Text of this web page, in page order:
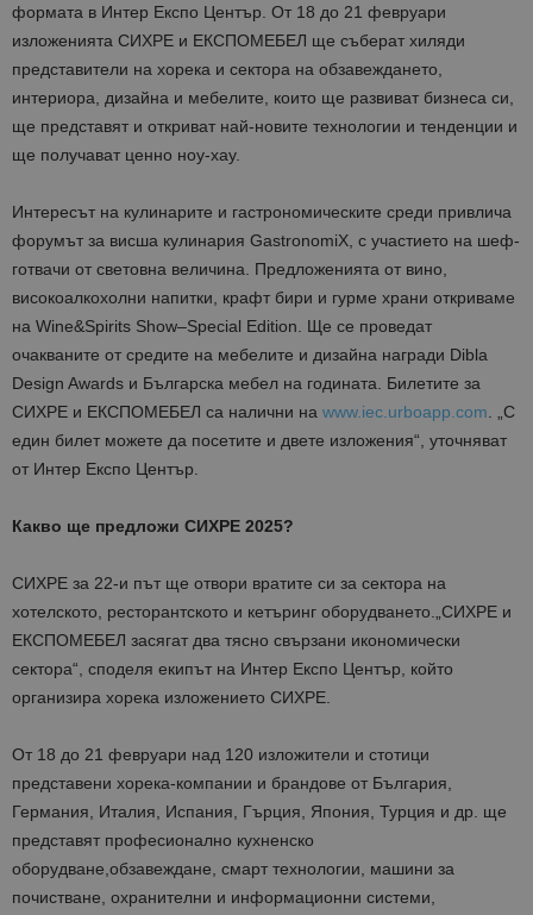
формата в Интер Експо Център. От 18 до 21 февруари
изложенията СИХРЕ и ЕКСПОМЕБЕЛ ще съберат хиляди
представители на хорека и сектора на обзавеждането,
интериора, дизайна и мебелите, които ще развиват бизнеса си,
ще представят и откриват най-новите технологии и тенденции и
ще получават ценно ноу-хау.
Интересът на кулинарите и гастрономическите среди привлича
форумът за висша кулинария GastronomiX, с участието на шеф-
готвачи от световна величина. Предложенията от вино,
високоалкохолни напитки, крафт бири и гурме храни откриваме
на Wine&Spirits Show–Special Edition. Ще се проведат
очакваните от средите на мебелите и дизайна награди Dibla
Design Awards и Българска мебел на годината. Билетите за
СИХРЕ и ЕКСПОМЕБЕЛ са налични на www.iec.urboapp.com. „С
един билет можете да посетите и двете изложения“, уточняват
от Интер Експо Център.
Какво ще предложи СИХРЕ 2025?
СИХРЕ за 22-и път ще отвори вратите си за сектора на
хотелското, ресторантското и кетъринг оборудването.„СИХРЕ и
ЕКСПОМЕБЕЛ засягат два тясно свързани икономически
сектора“, споделя екипът на Интер Експо Център, който
организира хорека изложението СИХРЕ.
От 18 до 21 февруари над 120 изложители и стотици
представени хорека-компании и брандове от България,
Германия, Италия, Испания, Гърция, Япония, Турция и др. ще
представят професионално кухненско
оборудване,обзавеждане, смарт технологии, машини за
почистване, охранителни и информационни системи,